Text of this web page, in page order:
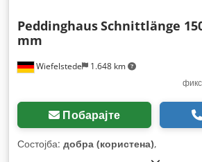
Wiefelstede 1.648 km
PeddinghausSchnittlänge
mm
Побарајте
Состојба: добра (користена),